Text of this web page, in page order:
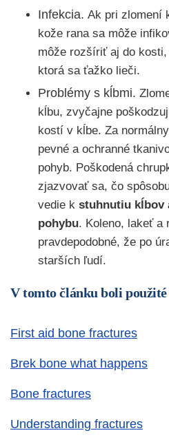
Infekcia. Ak pri zlomení
kože rana sa môže
môže rozšíriť aj do kosti,
ktorá sa ťažko lieči.
Problémy s kĺbmi.
kĺbu, zvyčajne
kostí v kĺbe. Za
pevné a ochranné
pohyb. Poškodená
zjazvovať sa, čo
vedie k stuhnutiu kĺbov
pohybu. Koleno, lakeť a
pravdepodobné, že po
starších ľudí.
V tomto článku boli
First aid bone fractures
Brek bone what happens
Bone fractures
Understanding fractures